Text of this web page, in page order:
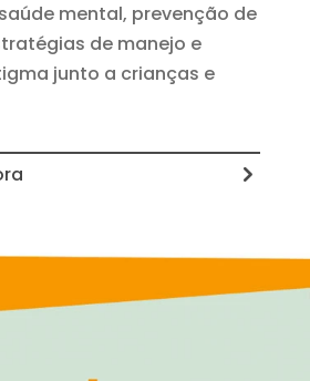
mental, prevenção de
de manejo e
junto a crianças e